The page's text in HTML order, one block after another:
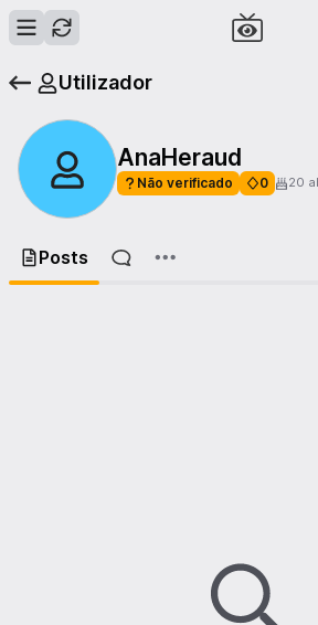
Utilizador
AnaHeraud
Não verificado 0 20
Posts